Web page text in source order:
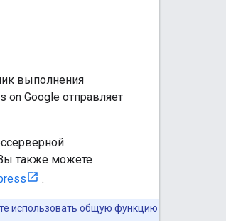
выполнения
on Google отправляет
также можете
.
использовать общую функцию